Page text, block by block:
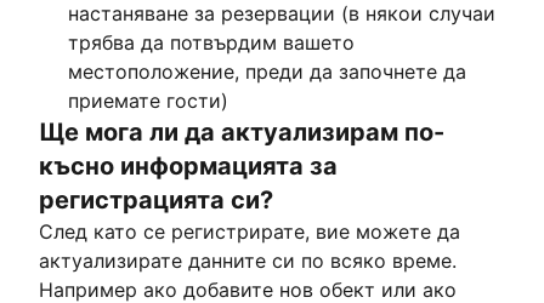
настаняване за резервации (в някои случаи
трябва да потвърдим вашето
местоположение, преди да започнете да
приемате гости)
Ще мога ли да актуализирам по-
късно информацията за
регистрацията си?
След като се регистрирате, вие можете да
актуализирате данните си по всяко време.
Например ако добавите нов обект или ако